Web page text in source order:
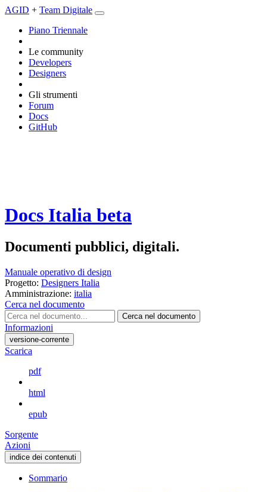
AGID + Team Digitale
Piano Triennale
Le community
Developers
Designers
Gli strumenti
Forum
Docs
GitHub
Docs Italia beta
Documenti pubblici, digitali.
Manuale operativo di design
Progetto: Designers Italia
Amministrazione: italia
Cerca nel documento
Cerca nel documento
Informazioni
versione-corrente
Scarica
pdf
html
epub
Sorgente
Azioni
indice dei contenuti
Sommario